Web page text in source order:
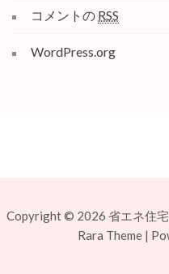
コメントの RSS
WordPress.org
Copyright © 2026 省エネ住
Rara Theme |